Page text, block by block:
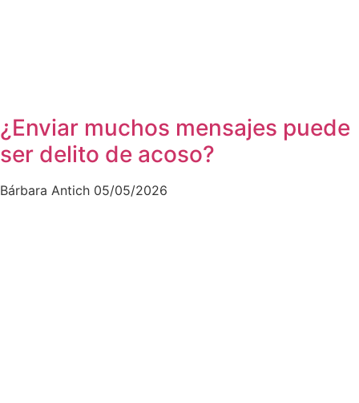
¿Enviar muchos mensajes puede
ser delito de acoso?
Bárbara Antich 05/05/2026